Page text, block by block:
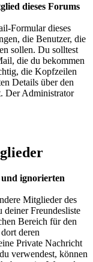
dieses Forums
Formular dieses
die Benutzer, die
sollen. Du solltest
die du bekommen
die Kopfzeilen
Details über den
Der Administrator
ignorierten
Mitglieder des
Freundesliste
Bereich für den
deren
Private Nachricht
verwendest, können